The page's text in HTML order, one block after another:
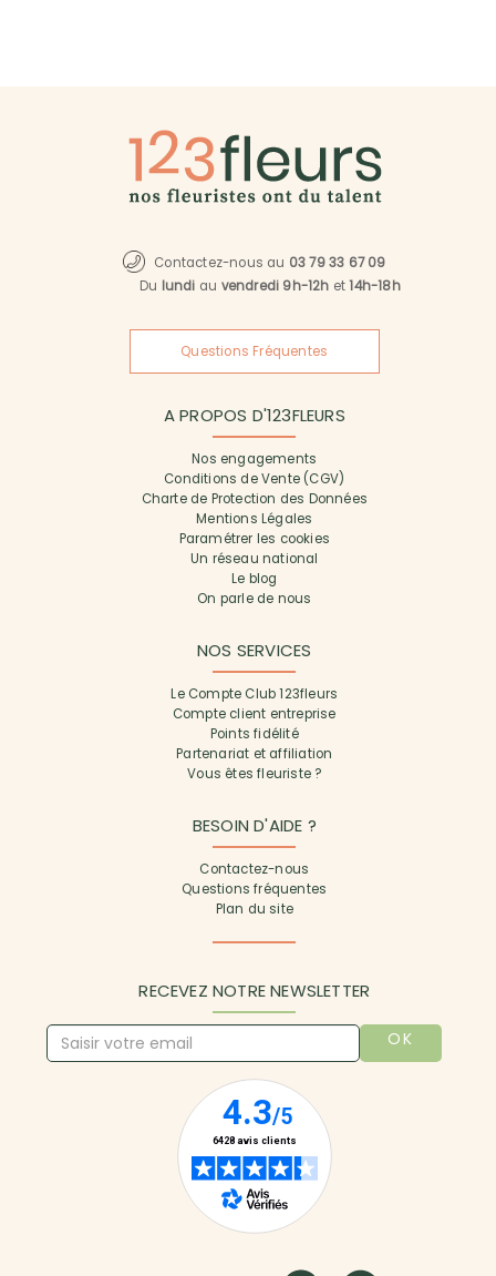
Contactez-nous au 03 79 33 67 09
Du lundi au vendredi 9h-12h et14h-18h
Questions Fréquentes
A PROPOS D'123FLEURS
Nos engagements
Conditions de Vente (CGV)
Charte de Protection des Données
Mentions Légales
Paramétrer les cookies
Un réseau national
Le blog
On parle de nous
NOS SERVICES
Le Compte Club 123fleurs
Compte client entreprise
Points fidélité
Partenariat et affiliation
Vous êtes fleuriste ?
BESOIN D'AIDE ?
Contactez-nous
Questions fréquentes
Plan du site
RECEVEZ NOTRE NEWSLETTER
OK